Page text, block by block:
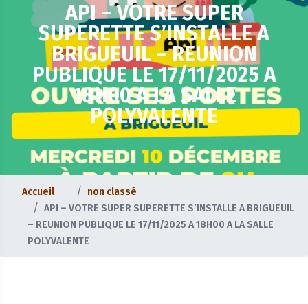
API – VOTRE SUPER
SUPERETTE S’INSTALLE A
BRIGUEUIL – REUNION
PUBLIQUE LE 17/11/2025 A
18H00 A LA SALLE
POLYVALENTE
Accueil
non classé
API – VOTRE SUPER SUPERETTE S’INSTALLE A BRIGUEUIL
– REUNION PUBLIQUE LE 17/11/2025 A 18H00 A LA SALLE
POLYVALENTE